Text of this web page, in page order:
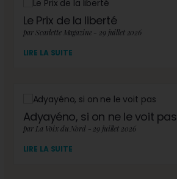
Le Prix de la liberté
par Scarlette Magazine - 29 juillet 2026
LIRE LA SUITE
Adyayéno, si on ne le voit pas
par La Voix du Nord - 29 juillet 2026
LIRE LA SUITE